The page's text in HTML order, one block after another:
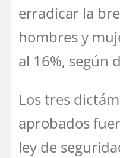
erradicar la
hombres y
al 16%, según
Los tres
aprobados
ley de